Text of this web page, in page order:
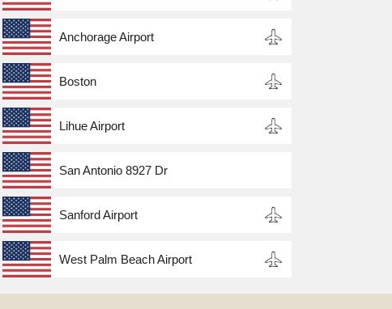
Anchorage Airport
Boston
Lihue Airport
San Antonio 8927 Dr
Sanford Airport
West Palm Beach Airport